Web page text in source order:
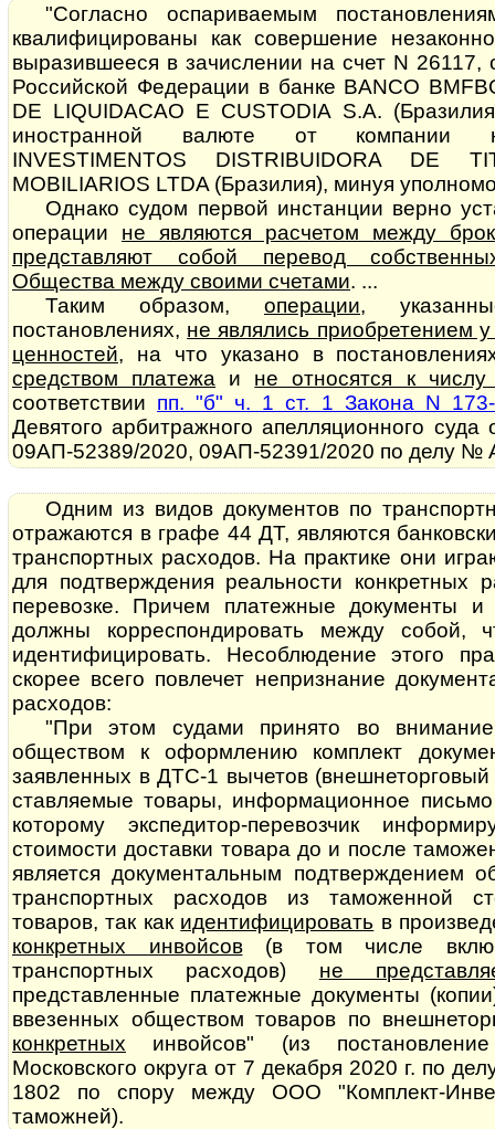
"Согласно оспариваемым
квалифицированы как совершение
выразившееся в зачислении на счет N 26117,
Рос­сий­с­кой Федерации в банке BANCO
DE LIQUIDACAO E CUSTODIA S.A.
иностранной валюте от компании
INVESTIMENTOS DIS­T­RI­BU­I­DO­RA DE
MOBILIARIOS LTDA (Бра­зи­лия), минуя
Однако судом первой инстанции верно
операции не являются расчетом между
представляют собой перевод
Общества между своими счетами. ...
Таким образом, операции,
постановлениях, не являлись приобретением
ценностей, на что указано в
средством платежа и не относятся к
соответствии пп. "б" ч. 1 ст. 1 Закона N
Девятого арбитражного апелляционного
09АП-52389/2020, 09АП-52391/2020 по делу №
Одним из видов документов по
отражаются в графе 44 ДТ, являются
транспортных расходов. На практике они
для подтверждения реальности конкретных
перевозке. Причем платежные документы и
должны корреспондировать между
идентифицировать. Несоблюдение этого
скорее всего повлечет непризнание
расходов:
"При этом судами принято во
обществом к оформлению комплект
заявленных в ДТС-1 вычетов (внешнеторговый
став­ля­е­мые товары, информационное письмо
которому экспедитор-перевозчик
стоимости доставки товара до и после
является до­ку­мен­таль­ным подтверждением
транспортных расходов из таможенной
товаров, так как идентифицировать в
конкретных инвойсов(в том числе
транспортных расходов) не
представленные платежные документы
ввезенных обществом товаров по
конкретных инвойсов" (из
Московского округа от 7 де­каб­ря 2020 г. по
1802 по спору между ООО "Комплект-
таможней).